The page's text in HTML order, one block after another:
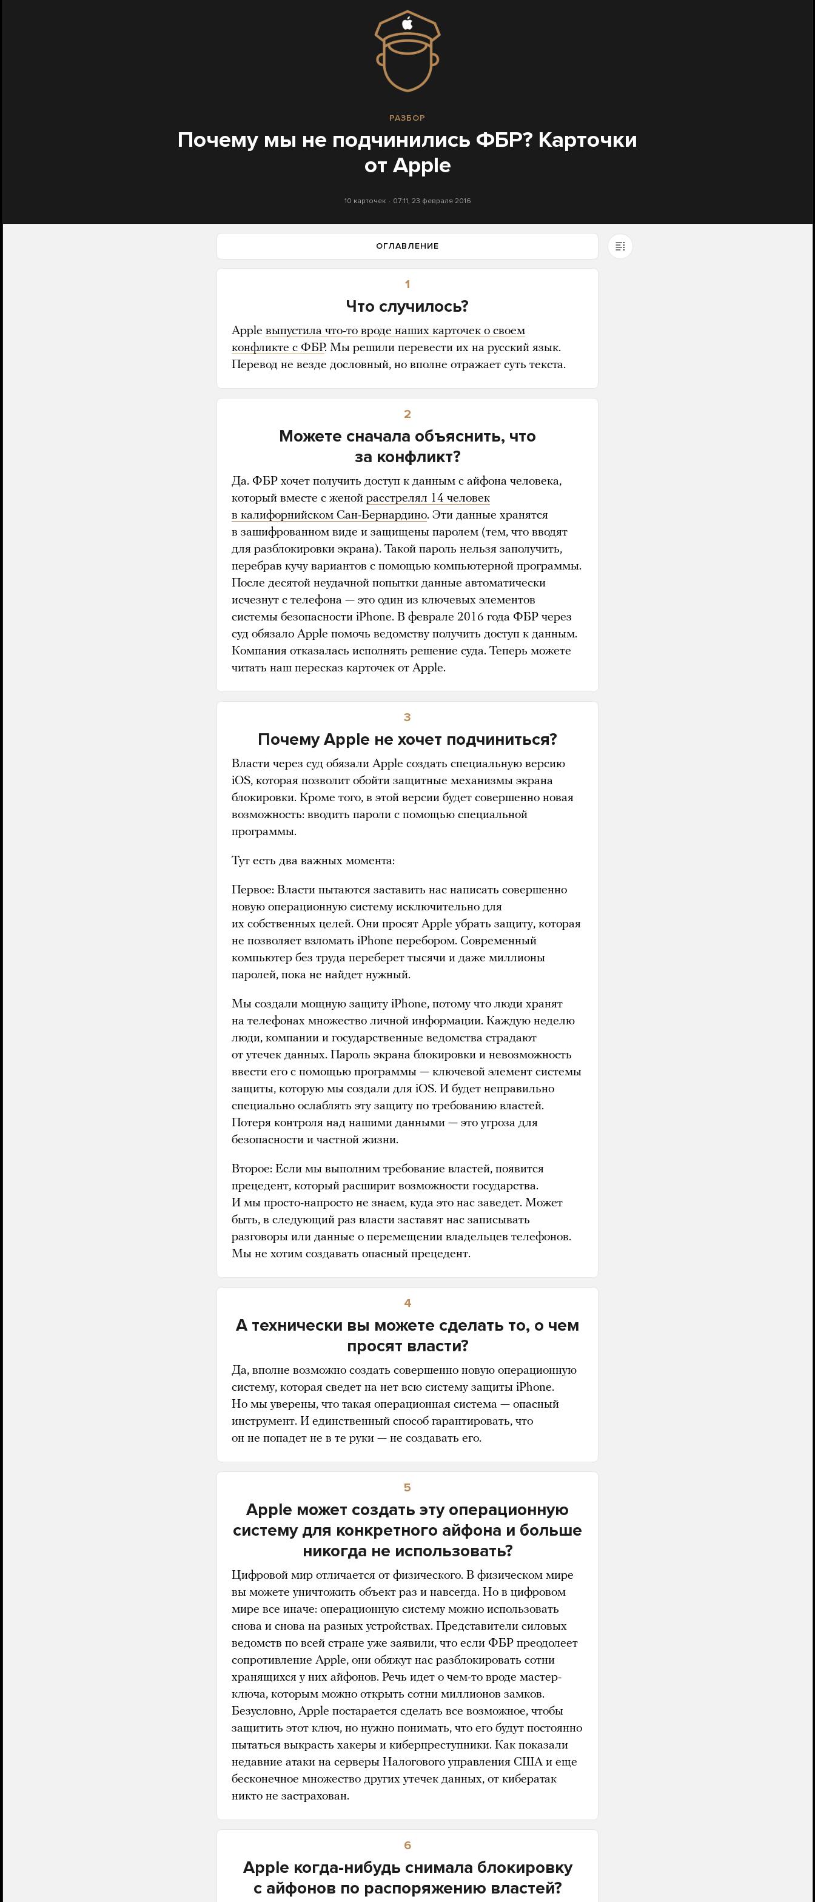
РАЗБОР
Почему мы не подчинились ФБР? Карточки
от Apple
10 карточек 07:11, 23 февраля 2016
ОГЛАВЛЕНИЕ
1
Что случилось?
Apple выпустила что-то вроде наших карточек о своем
конфликте с ФБР. Мы решили перевести их на русский язык.
Перевод не везде дословный, но вполне отражает суть текста.
2
Можете сначала объяснить, что
за конфликт?
Да. ФБР хочет получить доступ к данным с айфона человека,
который вместе с женой расстрелял 14 человек
в калифорнийском Сан-Бернардино. Эти данные хранятся
в зашифрованном виде и защищены паролем (тем, что вводят
для разблокировки экрана). Такой пароль нельзя заполучить,
перебрав кучу вариантов с помощью компьютерной программы.
После десятой неудачной попытки данные автоматически
исчезнут с телефона — это один из ключевых элементов
системы безопасности iPhone. В феврале 2016 года ФБР через
суд обязало Apple помочь ведомству получить доступ к данным.
Компания отказалась исполнять решение суда. Теперь можете
читать наш пересказ карточек от Apple.
3
Почему Apple не хочет подчиниться?
Власти через суд обязали Apple создать специальную версию
iOS, которая позволит обойти защитные механизмы экрана
блокировки. Кроме того, в этой версии будет совершенно новая
возможность: вводить пароли с помощью специальной
программы.
Тут есть два важных момента:
Первое: Власти пытаются заставить нас написать совершенно
новую операционную систему исключительно для
их собственных целей. Они просят Apple убрать защиту, которая
не позволяет взломать iPhone перебором. Современный
компьютер без труда переберет тысячи и даже миллионы
паролей, пока не найдет нужный.
Мы создали мощную защиту iPhone, потому что люди хранят
на телефонах множество личной информации. Каждую неделю
люди, компании и государственные ведомства страдают
от утечек данных. Пароль экрана блокировки и невозможность
ввести его с помощью программы — ключевой элемент системы
защиты, которую мы создали для iOS. И будет неправильно
специально ослаблять эту защиту по требованию властей.
Потеря контроля над нашими данными — это угроза для
безопасности и частной жизни.
Второе: Если мы выполним требование властей, появится
прецедент, который расширит возможности государства.
И мы просто-напросто не знаем, куда это нас заведет. Может
быть, в следующий раз власти заставят нас записывать
разговоры или данные о перемещении владельцев телефонов.
Мы не хотим создавать опасный прецедент.
4
А технически вы можете сделать то, о чем
просят власти?
Да, вполне возможно создать совершенно новую операционную
систему, которая сведет на нет всю систему защиты iPhone.
Но мы уверены, что такая операционная система — опасный
инструмент. И единственный способ гарантировать, что
он не попадет не в те руки — не создавать его.
5
Apple может создать эту операционную
систему для конкретного айфона и больше
никогда не использовать?
Цифровой мир отличается от физического. В физическом мире
вы можете уничтожить объект раз и навсегда. Но в цифровом
мире все иначе: операционную систему можно использовать
снова и снова на разных устройствах. Представители силовых
ведомств по всей стране уже заявили, что если ФБР преодолеет
сопротивление Apple, они обяжут нас разблокировать сотни
хранящихся у них айфонов. Речь идет о чем-то вроде мастер-
ключа, которым можно открыть сотни миллионов замков.
Безусловно, Apple постарается сделать все возможное, чтобы
защитить этот ключ, но нужно понимать, что его будут постоянно
пытаться выкрасть хакеры и киберпреступники. Как показали
недавние атаки на серверы Налогового управления США и еще
бесконечное множество других утечек данных, от кибератак
никто не застрахован.
6
Apple когда-нибудь снимала блокировку
с айфонов по распоряжению властей?